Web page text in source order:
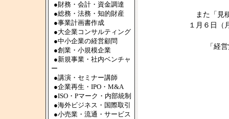
●財務・会計・資金調達
●総務・法務・知的財産
●事業計画書作成
●大企業コンサルティング
●中小企業の経営顧問
●創業・小規模企業
●新規事業・社内ベンチャ
ー
●講演・セミナー講師
●企業再生・IPO・M&A
●ISO・Pマーク・内部統制
●海外ビジネス・国際取引
●小売業・流通・サービス
また「見
１月６日（
「経